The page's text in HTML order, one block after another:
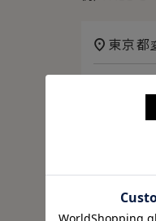
（※裄丈加
東京都
スタイル・サ
商品につい